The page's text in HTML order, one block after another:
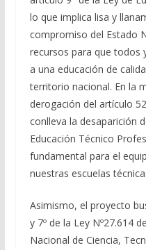
lo que implica lisa y
compromiso del Estado
recursos para que todos
a una educación de
territorio nacional. En la
derogación del artículo
conlleva la desaparición
Educación Técnico
fundamental para el
nuestras escuelas
Asimismo, el proyecto
y 7º de la Ley Nº27.614
Nacional de Ciencia,